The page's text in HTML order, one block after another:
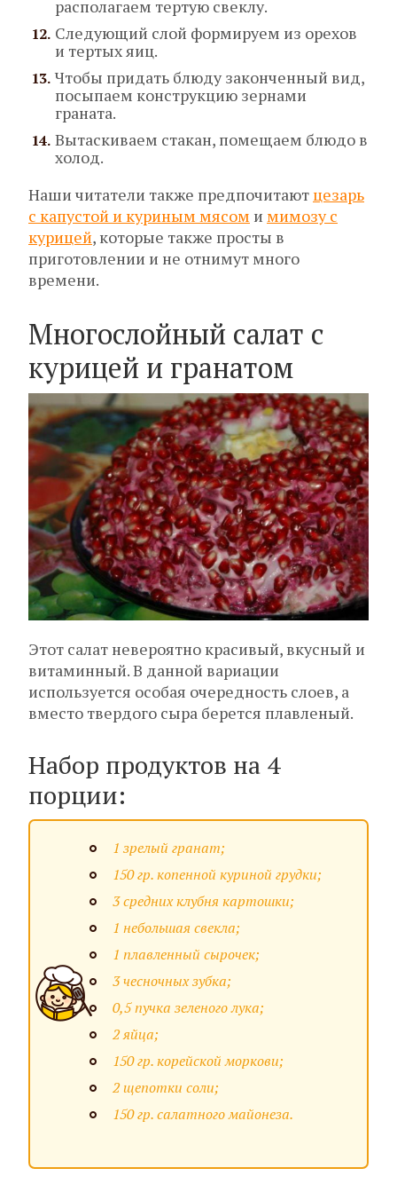
располагаем тертую свеклу.
Следующий слой формируем из орехов
и тертых яиц.
Чтобы придать блюду законченный вид,
посыпаем конструкцию зернами
граната.
Вытаскиваем стакан, помещаем блюдо в
холод.
Наши читатели также предпочитаютцезарь
с капустой и куриным мясом и мимозу с
курицей, которые также просты в
приготовлении и не отнимут много
времени.
Многослойный салат с
курицей и гранатом
Этот салат невероятно красивый, вкусный и
витаминный. В данной вариации
используется особая очередность слоев, а
вместо твердого сыра берется плавленый.
Набор продуктов на 4
порции:
1 зрелый гранат;
150 гр. копенной куриной грудки;
3 средних клубня картошки;
1 небольшая свекла;
1 плавленный сырочек;
3 чесночных зубка;
0,5 пучка зеленого лука;
2 яйца;
150 гр. корейской моркови;
2 щепотки соли;
150 гр. салатного майонеза.